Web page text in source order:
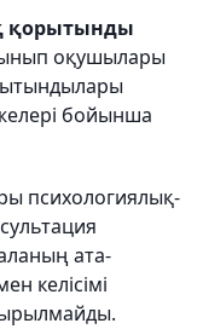
қорытынды
оқушылары
бойынша
психологиялық-
ата-
келісімі